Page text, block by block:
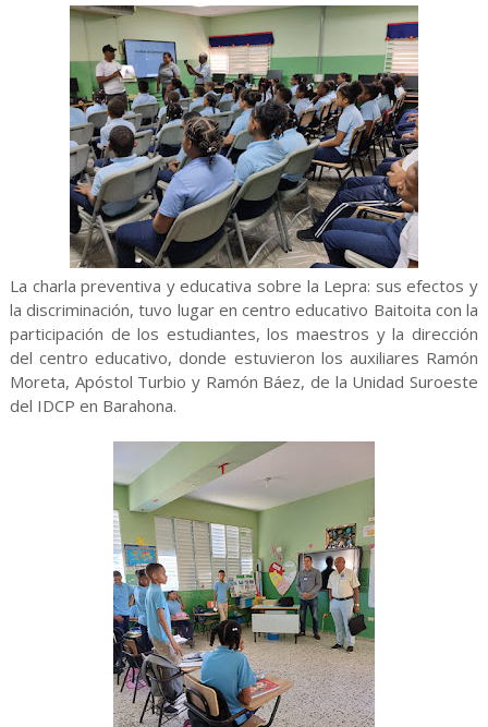
La charla preventiva y educativa sobre la Lepra: sus efectos y
la discriminación, tuvo lugar en centro educativo Baitoita con la
participación de los estudiantes, los maestros y la dirección
del centro educativo, donde estuvieron los auxiliares Ramón
Moreta, Apóstol Turbio y Ramón Báez, de la Unidad Suroeste
del IDCP en Barahona.